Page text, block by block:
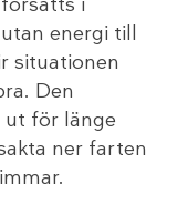
energi till
situationen
Den
ut för länge
ner farten